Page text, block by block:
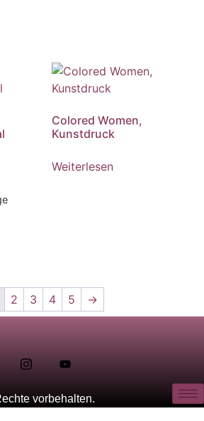
Colored Women,
Kunstdruck
Weiterlesen
2 3 4 5 →
vorbehalten.